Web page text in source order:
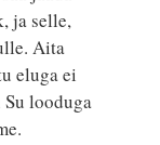
ja selle,
Aita
eluga ei
looduga